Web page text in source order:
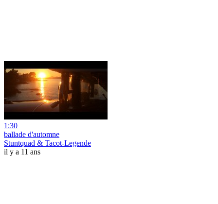
1:30
ballade d'automne
Stuntquad & Tacot-Legende
il y a 11 ans